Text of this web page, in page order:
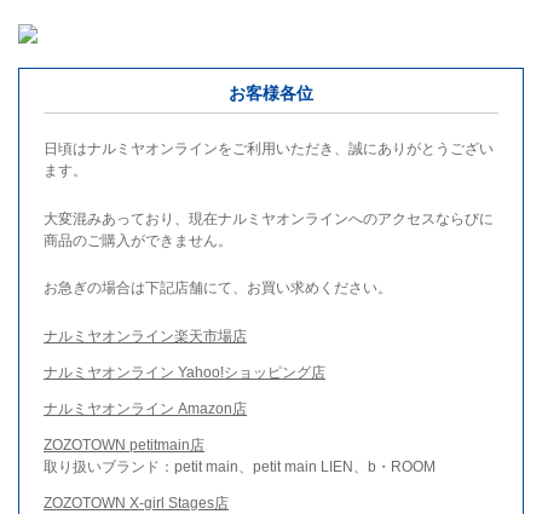
お客様各位
日頃はナルミヤオンラインをご利用いただき、誠にありがとうござい
ます。
大変混みあっており、現在ナルミヤオンラインへのアクセスならびに
商品のご購入ができません。
お急ぎの場合は下記店舗にて、お買い求めください。
ナルミヤオンライン楽天市場店
ナルミヤオンライン Yahoo!ショッピング店
ナルミヤオンライン Amazon店
ZOZOTOWN petitmain店
取り扱いブランド：petit main、petit main LIEN、b・ROOM
ZOZOTOWN X-girl Stages店